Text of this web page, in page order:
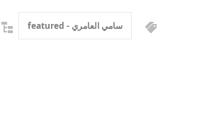
سامي العامري - featured